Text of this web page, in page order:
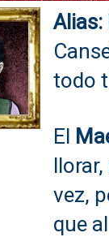
Alias:
todo
El
vez,
que